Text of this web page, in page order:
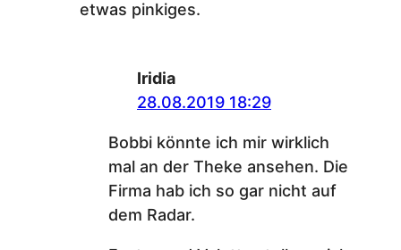
etwas pinkiges.
Iridia
28.08.2019 18:29
Bobbi könnte ich mir wirklich
mal an der Theke ansehen. Die
Firma hab ich so gar nicht auf
dem Radar.